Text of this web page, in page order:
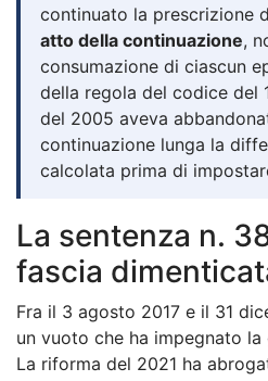
continuato la prescrizione
atto della continuazione,
consumazione di ciascun
della regola del codice del
del 2005 aveva
continuazione lunga la
calcolata prima di
La sentenza n.
fascia
Fra il 3 agosto 2017 e il 31
un vuoto che ha impegnato
La riforma del 2021 ha